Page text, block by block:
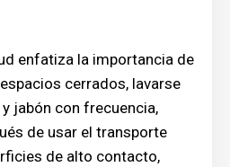
enfatiza la importancia de
cerrados, lavarse
jabón con frecuencia,
de usar el transporte
de alto contacto,